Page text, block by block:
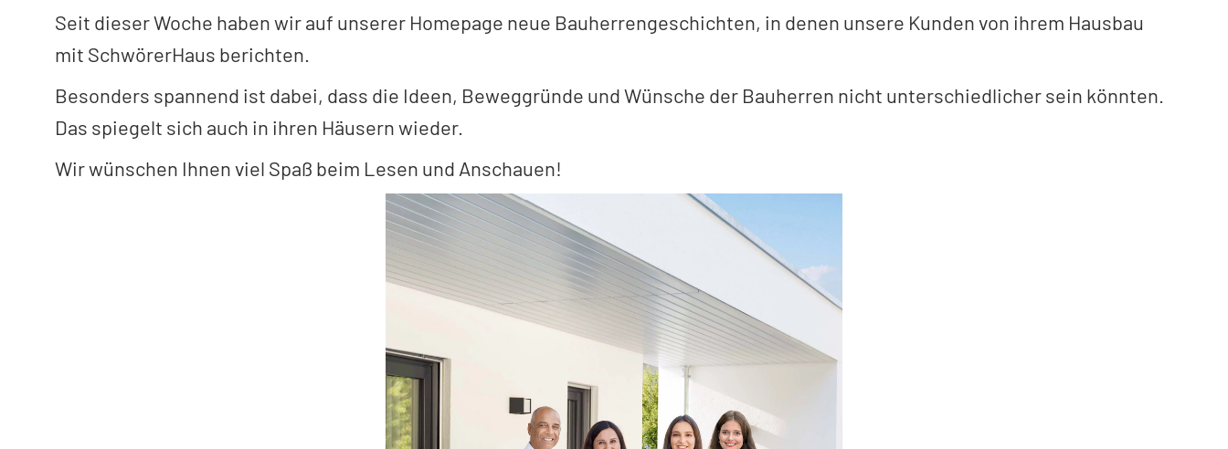
Seit dieser Woche haben wir auf unserer Homepage neue Bauherrengeschichten, in denen unsere Kunden von ihrem Hausbau
mit SchwörerHaus berichten.
Besonders spannend ist dabei, dass die Ideen, Beweggründe und Wünsche der Bauherren nicht unterschiedlicher sein könnten.
Das spiegelt sich auch in ihren Häusern wieder.
Wir wünschen Ihnen viel Spaß beim Lesen und Anschauen!